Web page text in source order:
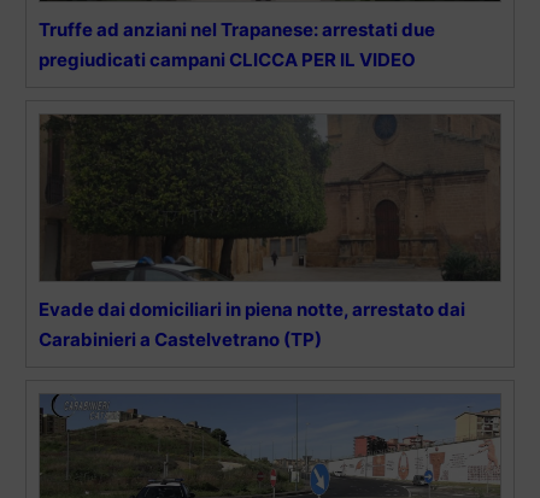
Truffe ad anziani nel Trapanese: arrestati due
pregiudicati campani CLICCA PER IL VIDEO
Evade dai domiciliari in piena notte, arrestato dai
Carabinieri a Castelvetrano (TP)